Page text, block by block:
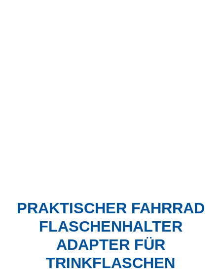
PRAKTISCHER FAHRRAD
FLASCHENHALTER
ADAPTER FÜR
TRINKFLASCHEN